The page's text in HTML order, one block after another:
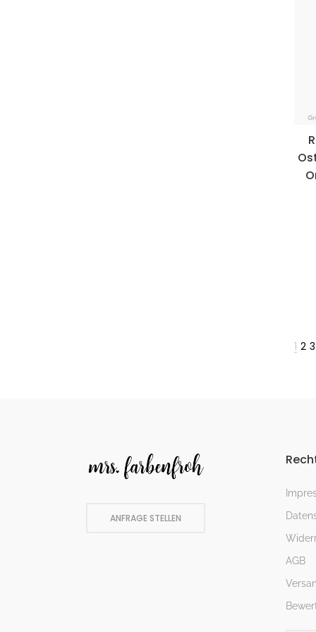
1 2 3
ANFRAGE STELLEN
AGB